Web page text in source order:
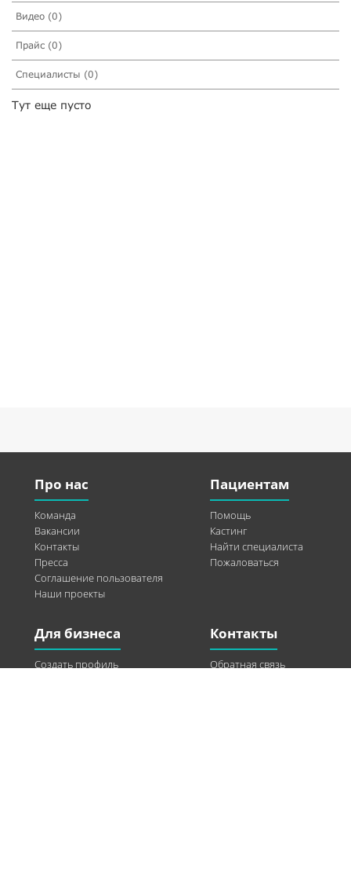
Видео (0)
Прайс (0)
Специалисты (0)
Тут еще пусто
Про нас
Команда
Вакансии
Контакты
Пресса
Соглашение пользователя
Наши проекты
Пациентам
Помощь
Кастинг
Найти специалиста
Пожаловаться
Для бизнеса
Создать профиль
Контакты
Обратная связь